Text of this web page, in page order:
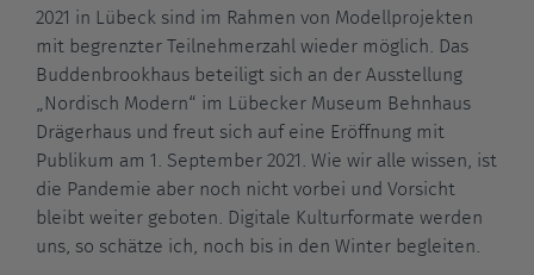
2021 in Lübeck sind im Rahmen von Modellprojekten
mit begrenzter Teilnehmerzahl wieder möglich. Das
Buddenbrookhaus beteiligt sich an der Ausstellung
„Nordisch Modern“ im Lübecker Museum Behnhaus
Drägerhaus und freut sich auf eine Eröffnung mit
Publikum am 1. September 2021. Wie wir alle wissen, ist
die Pandemie aber noch nicht vorbei und Vorsicht
bleibt weiter geboten. Digitale Kulturformate werden
uns, so schätze ich, noch bis in den Winter begleiten.